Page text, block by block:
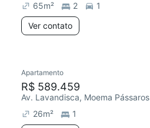
65m² 2
1
Ver contato
Apartamento
R$ 589.459
Av. Lavandisca, Moema Pássaros
26m²
1